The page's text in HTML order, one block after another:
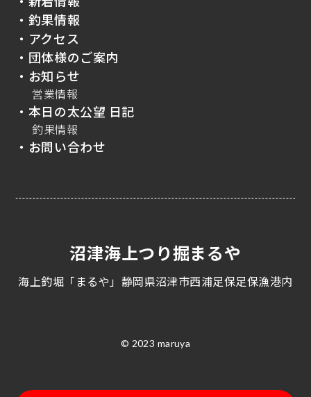
・釣果情報
・アクセス
・団体様のご案内
・お知らせ
営業情報
・本日の太公望 日記
釣果情報
・お問い合わせ
沼津海上つり掘まるや
海上釣堀「まるや」静岡県沼津市西浦足保足保漁港内
© 2023 maruya